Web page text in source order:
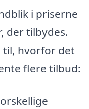
i priserne
der tilbydes.
til, hvorfor det
flere tilbud: